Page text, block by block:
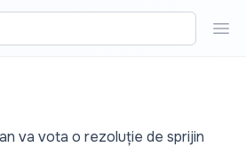
va vota o rezoluție de sprijin